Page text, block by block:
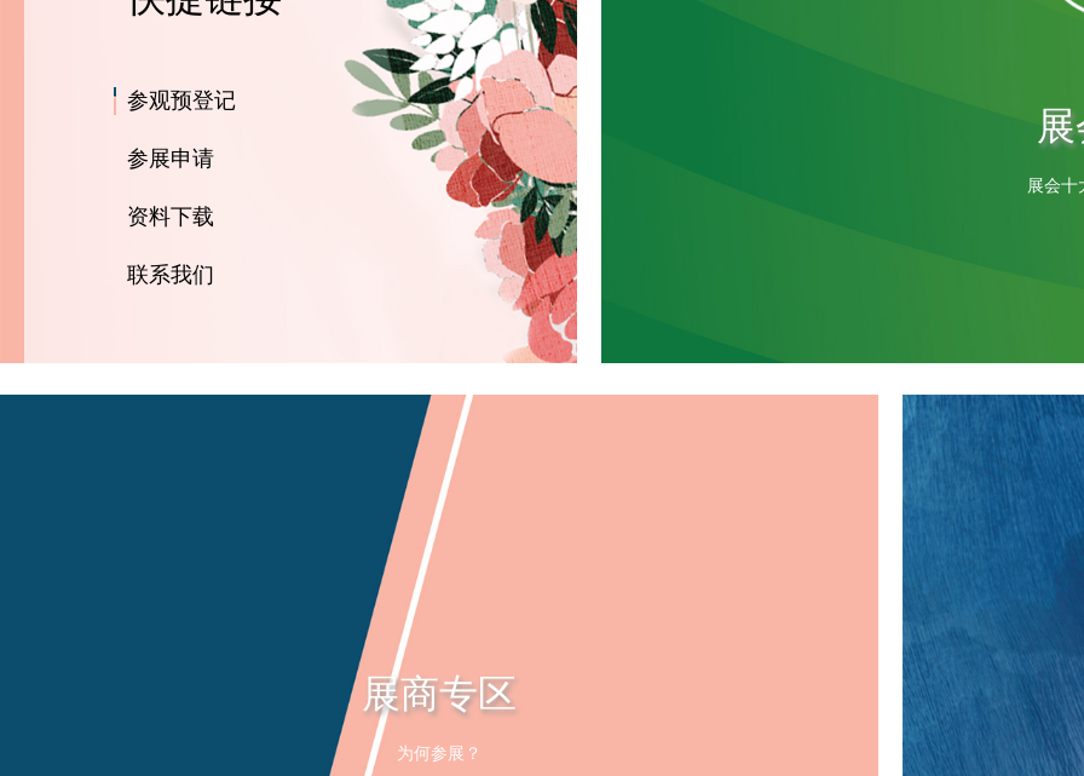
参观预登记
参展申请
资料下载
联系我们
展会十
展商专区
为何参展？